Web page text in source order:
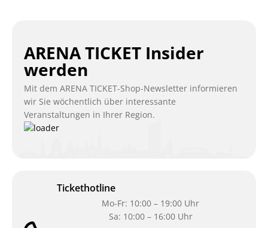
ARENA TICKET Insider
werden
Mit dem ARENA TICKET-Shop-Newsletter informieren
wir Sie wöchentlich über interessante
Veranstaltungen in Ihrer Region.
Tickethotline
Mo-Fr: 10:00 – 19:00 Uhr
Sa: 10:00 – 16:00 Uhr